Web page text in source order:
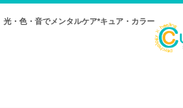
光・色・音でメンタルケア*キュア・カラー